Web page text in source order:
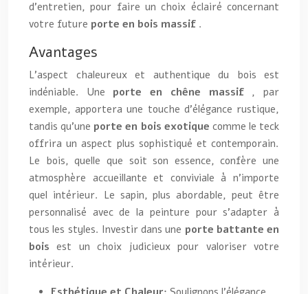
d’entretien, pour faire un choix éclairé concernant
votre future porte en bois massif .
Avantages
L’aspect chaleureux et authentique du bois est
indéniable. Une porte en chêne massif , par
exemple, apportera une touche d’élégance rustique,
tandis qu’une porte en bois exotique comme le teck
offrira un aspect plus sophistiqué et contemporain.
Le bois, quelle que soit son essence, confère une
atmosphère accueillante et conviviale à n’importe
quel intérieur. Le sapin, plus abordable, peut être
personnalisé avec de la peinture pour s’adapter à
tous les styles. Investir dans une porte battante en
boisest un choix judicieux pour valoriser votre
intérieur.